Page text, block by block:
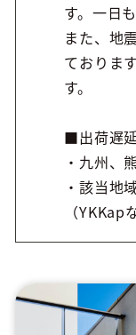
す。一日
また、地
ておりま
す。
■出荷遅
・九州、
・該当地
（YKKap